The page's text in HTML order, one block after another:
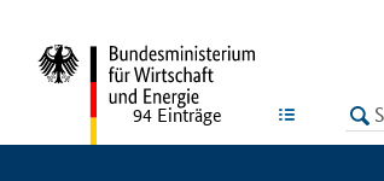
LISTE
94 Einträge